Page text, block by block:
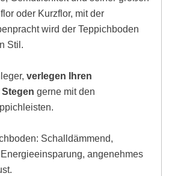
oder Kurzflor, mit der
wird der Teppichboden
Stil.
verlegen Ihren
gerne mit den
Schalldämmend,
angenehmes